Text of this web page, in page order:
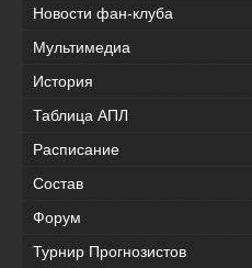
Новости фан-клуба
Мультимедиа
История
Таблица АПЛ
Расписание
Состав
Форум
Турнир Прогнозистов